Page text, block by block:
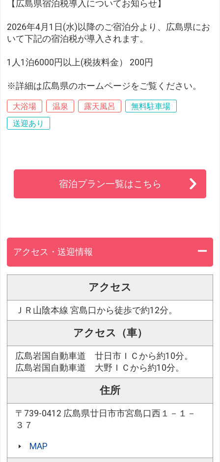
【広島県宿泊税導入についてお知らせ】
2026年4月1日(水)以降のご宿泊分より、広島県にお
いて下記の宿泊税が導入されます。
1人1泊6000円以上(税抜料金） 200円
※詳細は広島県のホームページをご覧ください。
大浴場 温泉 露天風呂
無料駐車場
送迎あり
宿泊プラン一覧はこちら
アクセス・送迎情報
アクセス
ＪＲ山陰本線 宮島口から徒歩で約12分。
アクセス（車）
広島岩国自動車道 廿日市ＩＣから約10分。
広島岩国自動車道 大野ＩＣから約10分。
住所
〒739-0412 広島県廿日市市宮島口西１－１－
３７
MAP